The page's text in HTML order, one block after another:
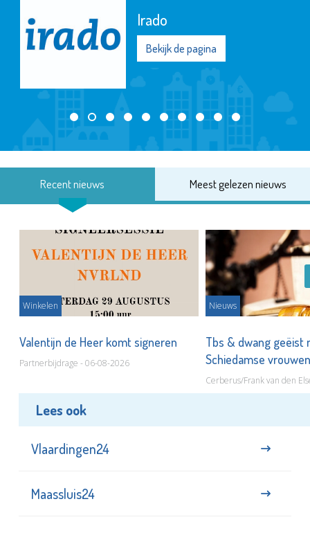
Irado
Bekijk de pagina
Recent nieuws Meest gelezen nieuws
Winkelen
Valentijn de Heer komt signeren
Partnerbijdrage - 06-08-2026
Nieuws
Tbs & dwang geëist
Schiedamse
Cerberus/Frank van den
Lees ook
Vlaardingen24
Maassluis24